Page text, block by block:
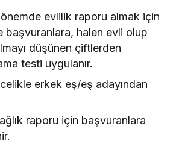
evlilik raporu almak için
başvuranlara, halen evli olup
düşünen çiftlerden
testi uygulanır.
erkek eş/eş adayından
raporu için başvuranlara